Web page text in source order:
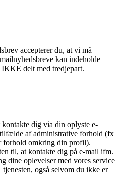
accepterer du, at vi må
kan indeholde
delt med tredjepart.
dig via din oplyste e-
af administrative forhold (fx
forhold omkring din profil).
til, at kontakte dig på e-mail ifm.
dine oplevelser med vores service
også selvom du ikke er